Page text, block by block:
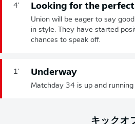
4' Looking for the
Union will be eager to say
in style. They have started
chances to speak off.
1' Underway
Matchday 34 is up and
キックオ